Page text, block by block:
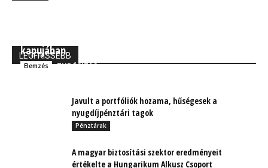
LEGFRISSEBB
kapujában
Elemzés TUDÓSÍTÁS
Javult a portfóliók hozama, hűségesek a
nyugdíjpénztári tagok
Pénztárak
A magyar biztosítási szektor eredményeit
értékelte a Hungarikum Alkusz Csoport